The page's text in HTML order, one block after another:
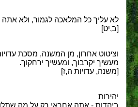
לא עליך כל המלאכה לגמור, ולא אתה
[ב,יט]
וציטוט אחרון, מן המשנה, מסכת
מעשיך יקרבוך, ומעשיך ירחקוך.
[משנה, עדויות ה,ז]
יהירות
ביהדות - אתה אחראי רק על מה